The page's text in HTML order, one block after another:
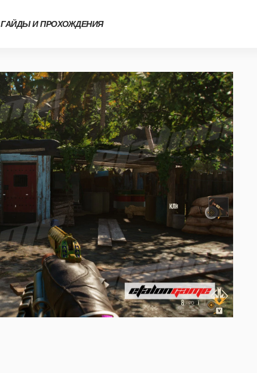
ГАЙДЫ И ПРОХОЖДЕНИЯ